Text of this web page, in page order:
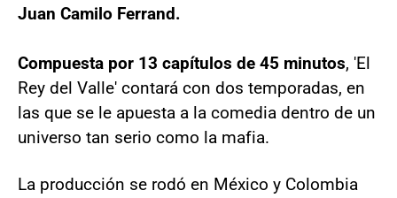
Juan Camilo Ferrand.
Compuesta por 13 capítulos de 45 minutos, 'El
Rey del Valle' contará con dos temporadas, en
las que se le apuesta a la comedia dentro de un
universo tan serio como la mafia.
La producción se rodó en México y Colombia